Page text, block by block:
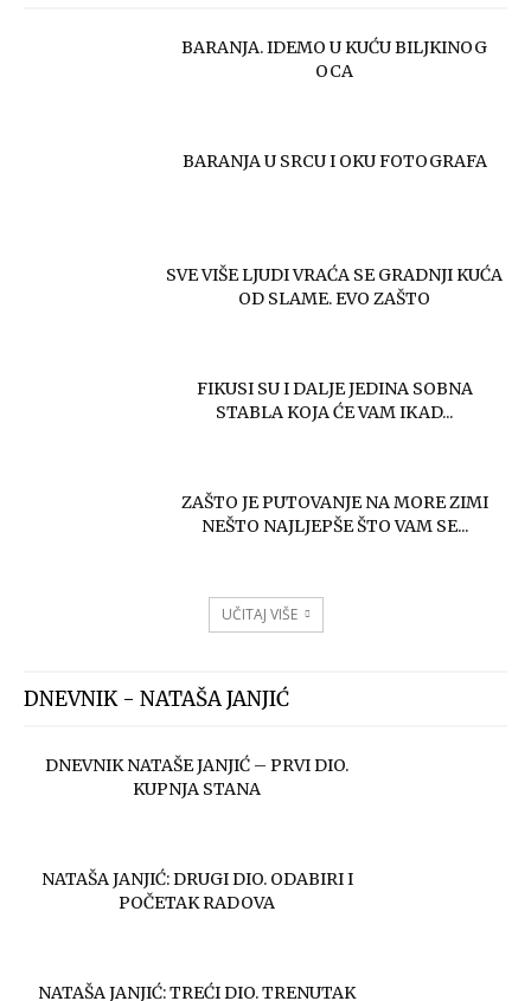
BARANJA. IDEMO U KUĆU BILJKINOG
OCA
BARANJA U SRCU I OKU FOTOGRAFA
SVE VIŠE LJUDI VRAĆA SE GRADNJI KUĆA
OD SLAME. EVO ZAŠTO
FIKUSI SU I DALJE JEDINA SOBNA
STABLA KOJA ĆE VAM IKAD...
ZAŠTO JE PUTOVANJE NA MORE ZIMI
NEŠTO NAJLJEPŠE ŠTO VAM SE...
UČITAJ VIŠE
DNEVNIK - NATAŠA JANJIĆ
DNEVNIK NATAŠE JANJIĆ – PRVI DIO.
KUPNJA STANA
NATAŠA JANJIĆ: DRUGI DIO. ODABIRI I
POČETAK RADOVA
NATAŠA JANJIĆ: TREĆI DIO. TRENUTAK